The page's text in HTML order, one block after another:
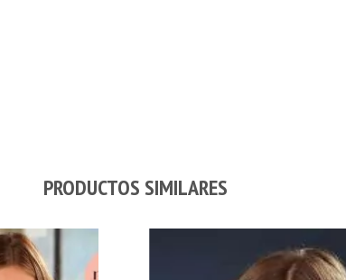
PRODUCTOS SIMILARES